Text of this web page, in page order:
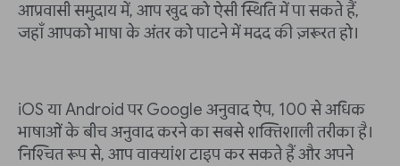
आप्रवासी समुदाय में, आप खुद को ऐसी स्थिति में पा सकते हैं,
जहाँ आपको भाषा के अंतर को पाटने में मदद की ज़रूरत हो।
iOS या Android पर Google अनुवाद ऐप, 100 से अधिक
भाषाओं के बीच अनुवाद करने का सबसे शक्तिशाली तरीका है।
निश्चित रूप से, आप वाक्यांश टाइप कर सकते हैं और अपने